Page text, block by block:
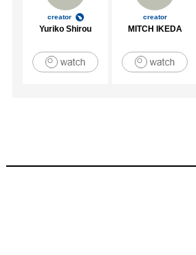
creator
Yuriko Shirou
creator
MITCH IKEDA